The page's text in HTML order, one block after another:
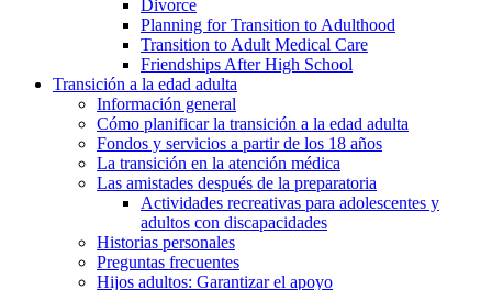
Divorce
Planning for Transition to Adulthood
Transition to Adult Medical Care
Friendships After High School
Transición a la edad adulta
Información general
Cómo planificar la transición a la edad adulta
Fondos y servicios a partir de los 18 años
La transición en la atención médica
Las amistades después de la preparatoria
Actividades recreativas para adolescentes y
adultos con discapacidades
Historias personales
Preguntas frecuentes
Hijos adultos: Garantizar el apoyo